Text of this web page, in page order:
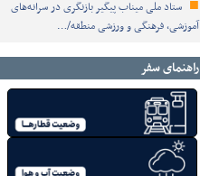
ستاد ملی میناب پیگیر بازنگری در سرانه‌های
آموزشی، فرهنگی و ورزشی منطقه/…
راهنمای سفر